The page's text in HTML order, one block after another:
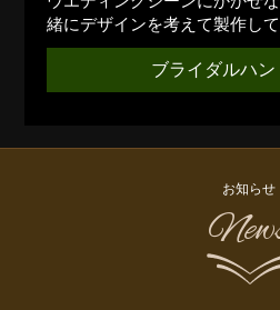
緒にデザインを考えて製作して
ブライダルハン
お知らせ